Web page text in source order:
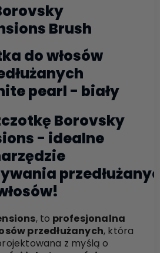
Brush
do włosów
pearl - biały
Borovsky
- idealne
, to profesjonalna
przedłużanych, która
z myślą o